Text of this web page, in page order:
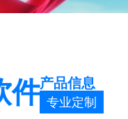
件产品信息
专业定制